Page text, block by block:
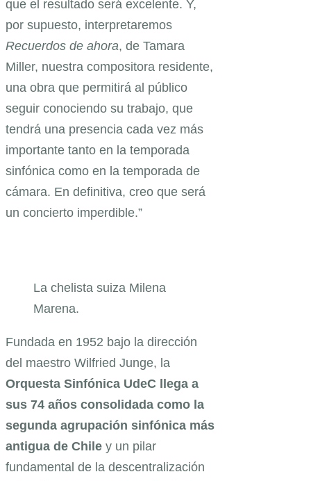
que el resultado será excelente. Y,
por supuesto, interpretaremos
Recuerdos de ahora, de Tamara
Miller, nuestra compositora residente,
una obra que permitirá al público
seguir conociendo su trabajo, que
tendrá una presencia cada vez más
importante tanto en la temporada
sinfónica como en la temporada de
cámara. En definitiva, creo que será
un concierto imperdible.”
La chelista suiza Milena
Marena.
Fundada en 1952 bajo la dirección
del maestro Wilfried Junge, la
Orquesta Sinfónica UdeC llega a
sus 74 años consolidada como la
segunda agrupación sinfónica más
antigua de Chile y un pilar
fundamental de la descentralización